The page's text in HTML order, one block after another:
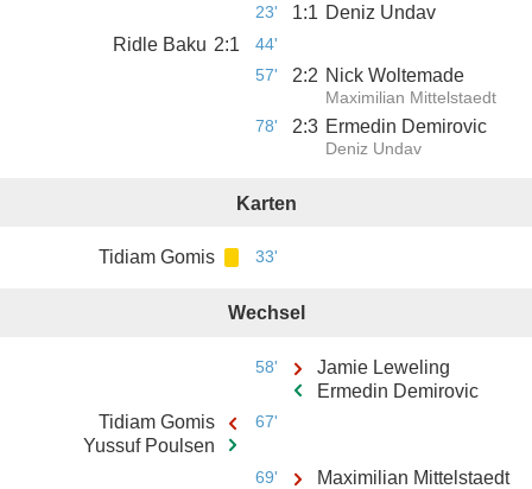
23' 1:1 Deniz Undav
Ridle Baku 2:1
44'
57'
2:2 Nick Woltemade
Maximilian Mittelstaedt
78' 2:3 Ermedin Demirovic
Deniz Undav
Karten
Tidiam Gomis 33'
Wechsel
58'
Jamie Leweling
Ermedin Demirovic
Tidiam Gomis
Yussuf Poulsen
67'
69'
Maximilian Mittelstaedt